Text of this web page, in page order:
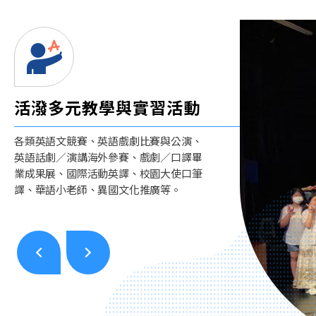
活潑多元教學與實習活動
各類英語文競賽、英語戲劇比賽與公演、
英語話劇／演講海外參賽、戲劇／口譯畢
業成果展、國際活動英譯、校園大使口筆
譯、華語小老師、異國文化推廣等。
國際化
加強學生國際觀與跨文化溝通，辦理牛津
大學移地教學課程、美國德州KIPP英語教
學實習，以及辦理兩岸演講比賽、優久聯
盟口筆譯大賽等。
生涯發展
畢業生出路甚廣，獻身各類工作，對校、
系向心力強，積極回饋。
多樣輔導學生
多樣輔導並關懷學生：導師進行生活學習
輔導；功能導師依案例輔導；助教除分別
輔導各年級學生、系學會外，亦辦理期中
課業預警作業。